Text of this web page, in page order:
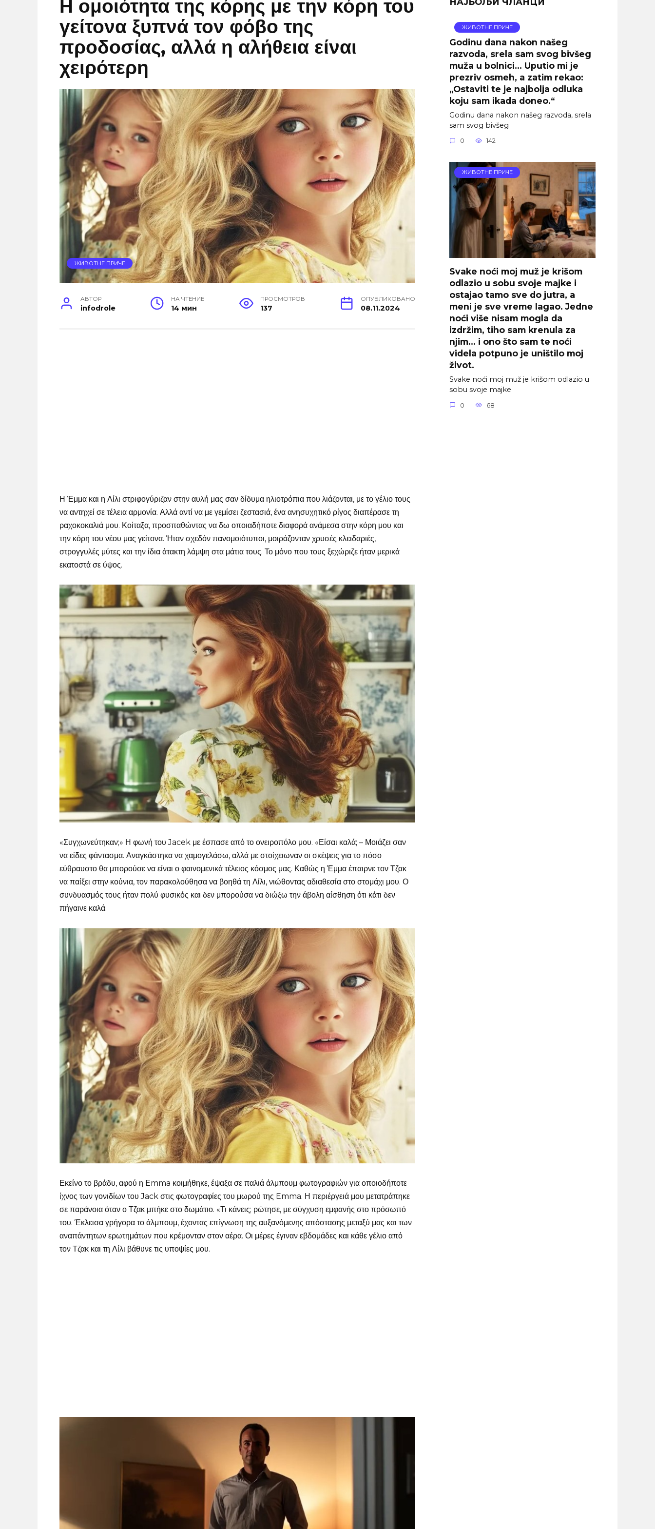
Η ομοιότητα της κόρης με την κόρη του
γείτονα ξυπνά τον φόβο της
προδοσίας, αλλά η αλήθεια είναι
χειρότερη
ЖИВОТНЕ ПРИЧЕ
АВТОР
infodrole
НА ЧТЕНИЕ
14 мин
ПРОСМОТРОВ
137
ОПУБЛИКОВАНО
08.11.2024
Η Έμμα και η Λίλι στριφογύριζαν στην αυλή μας σαν δίδυμα ηλιοτρόπια που λιάζονται, με το γέλιο τους
να αντηχεί σε τέλεια αρμονία. Αλλά αντί να με γεμίσει ζεστασιά, ένα ανησυχητικό ρίγος διαπέρασε τη
ραχοκοκαλιά μου. Κοίταξα, προσπαθώντας να δω οποιαδήποτε διαφορά ανάμεσα στην κόρη μου και
την κόρη του νέου μας γείτονα. Ήταν σχεδόν πανομοιότυποι, μοιράζονταν χρυσές κλειδαριές,
στρογγυλές μύτες και την ίδια άτακτη λάμψη στα μάτια τους. Το μόνο που τους ξεχώριζε ήταν μερικά
εκατοστά σε ύψος.
«Συγχωνεύτηκαν;» Η φωνή του Jacek με έσπασε από το ονειροπόλο μου. «Είσαι καλά; – Μοιάζει σαν
να είδες φάντασμα. Αναγκάστηκα να χαμογελάσω, αλλά με στοίχειωναν οι σκέψεις για το πόσο
εύθραυστο θα μπορούσε να είναι ο φαινομενικά τέλειος κόσμος μας. Καθώς η Έμμα έπαιρνε τον Τζακ
να παίξει στην κούνια, τον παρακολούθησα να βοηθά τη Λίλι, νιώθοντας αδιαθεσία στο στομάχι μου. Ο
συνδυασμός τους ήταν πολύ φυσικός και δεν μπορούσα να διώξω την άβολη αίσθηση ότι κάτι δεν
πήγαινε καλά.
Εκείνο το βράδυ, αφού η Emma κοιμήθηκε, έψαξα σε παλιά άλμπουμ φωτογραφιών για οποιοδήποτε
ίχνος των γονιδίων του Jack στις φωτογραφίες του μωρού της Emma. Η περιέργειά μου μετατράπηκε
σε παράνοια όταν ο Τζακ μπήκε στο δωμάτιο. «Τι κάνεις; ρώτησε, με σύγχυση εμφανής στο πρόσωπό
του. Έκλεισα γρήγορα το άλμπουμ, έχοντας επίγνωση της αυξανόμενης απόστασης μεταξύ μας και των
αναπάντητων ερωτημάτων που κρέμονταν στον αέρα. Οι μέρες έγιναν εβδομάδες και κάθε γέλιο από
τον Τζακ και τη Λίλι βάθυνε τις υποψίες μου.
ЖИВОТНЕ ПРИЧЕ
Godinu dana nakon našeg
razvoda, srela sam svog bivšeg
muža u bolnici… Uputio mi je
prezriv osmeh, a zatim rekao:
„Ostaviti te je najbolja odluka
koju sam ikada doneo.“
Godinu dana nakon našeg razvoda, srela
sam svog bivšeg
0 142
ЖИВОТНЕ ПРИЧЕ
Svake noći moj muž je krišom
odlazio u sobu svoje majke i
ostajao tamo sve do jutra, a
meni je sve vreme lagao. Jedne
noći više nisam mogla da
izdržim, tiho sam krenula za
njim… i ono što sam te noći
videla potpuno je uništilo moj
život.
Svake noći moj muž je krišom odlazio u
sobu svoje majke
0 68